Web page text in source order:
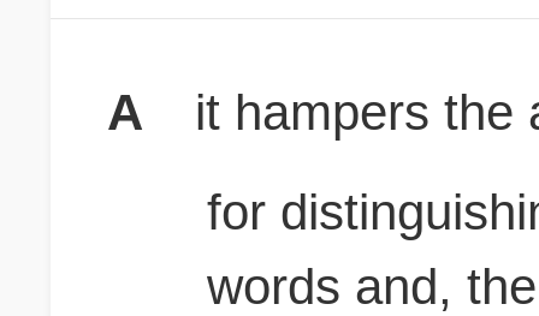
A
it hampers the
for
words and,